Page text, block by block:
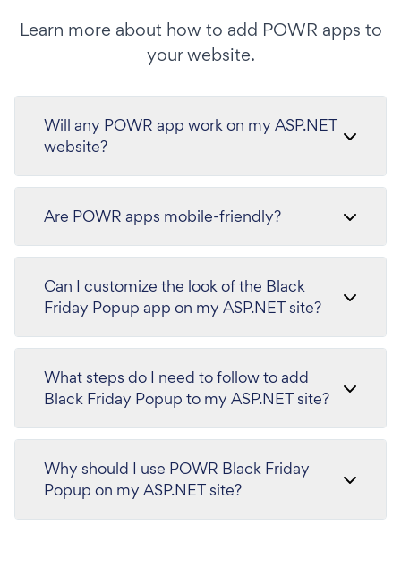
Learn more about how to add POWR apps to
your website.
Will any POWR app work on my ASP.NET
website?
Are POWR apps mobile-friendly?
Can I customize the look of the Black
Friday Popup app on my ASP.NET site?
What steps do I need to follow to add
Black Friday Popup to my ASP.NET site?
Why should I use POWR Black Friday
Popup on my ASP.NET site?